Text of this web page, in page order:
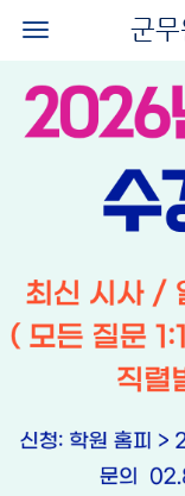
군
로그인
회원가입
나의 강의실
군무원 면접 후기